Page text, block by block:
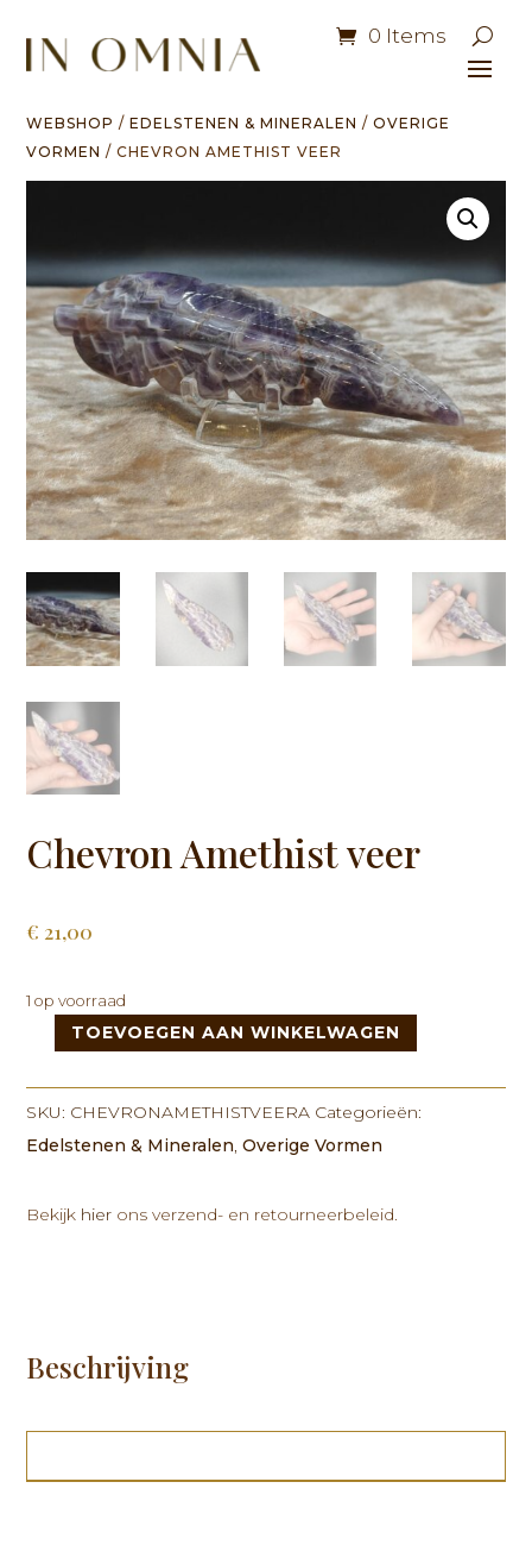
0 Items
WEBSHOP /EDELSTENEN & MINERALEN /OVERIGE
VORMEN / CHEVRON AMETHIST VEER
Chevron Amethist veer
€ 21,00
1 op voorraad
Chevron
TOEVOEGEN AAN WINKELWAGEN
SKU: CHEVRONAMETHISTVEERA Categorieën:
Edelstenen & Mineralen,Overige Vormen
Bekijk hier ons verzend- en retourneerbeleid.
Beschrijving